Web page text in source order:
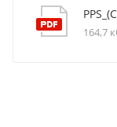
164,7